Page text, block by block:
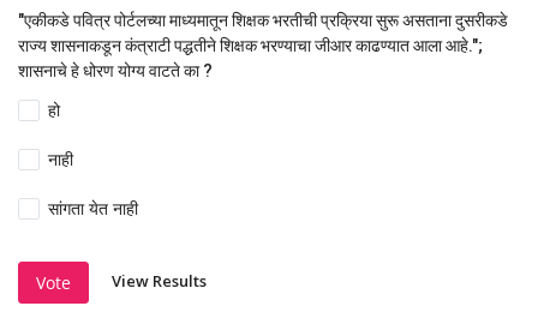
"एकीकडे पवित्र पोर्टलच्या माध्यमातून शिक्षक भरतीची प्रक्रिया सुरू असताना दुसरीकडे
राज्य शासनाकडून कंत्राटी पद्धतीने शिक्षक भरण्याचा जीआर काढण्यात आला आहे.";
शासनाचे हे धोरण योग्य वाटते का ?
हो
नाही
सांगता येत नाही
Vote View Results